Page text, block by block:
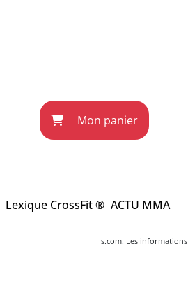
Mon panier
Lexique CrossFit ® ACTU MMA
l'éditeur du site wodnews.com. Les informations